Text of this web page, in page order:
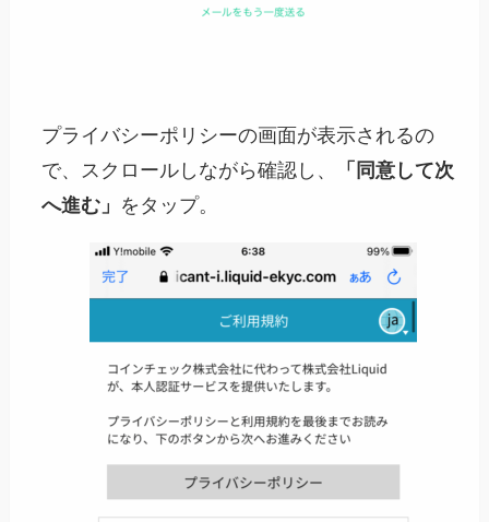
プライバシーポリシーの画面が表示されるの
で、スクロールしながら確認し、
「同意して次
へ進む」 をタップ。